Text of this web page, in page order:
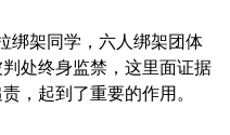
绑架同学，六人绑架团体
处终身监禁，这里面证据
，起到了重要的作用。